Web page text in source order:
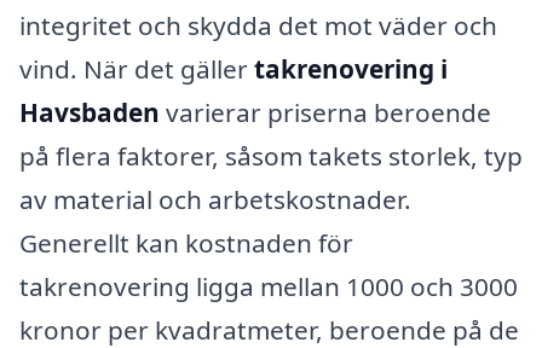
integritet och skydda det mot väder och
vind. När det gällertakrenovering i
Havsbaden varierar priserna beroende
på flera faktorer, såsom takets storlek, typ
av material och arbetskostnader.
Generellt kan kostnaden för
takrenovering ligga mellan 1000 och 3000
kronor per kvadratmeter, beroende på de